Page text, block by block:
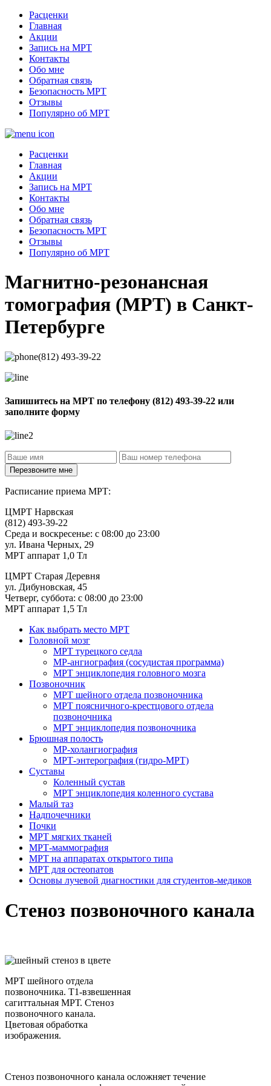
Расценки
Главная
Акции
Запись на МРТ
Контакты
Обо мне
Обратная связь
Безопасность МРТ
Отзывы
Популярно об МРТ
Расценки
Главная
Акции
Запись на МРТ
Контакты
Обо мне
Обратная связь
Безопасность МРТ
Отзывы
Популярно об МРТ
Магнитно-резонансная
томография (МРТ) в Санкт-
Петербурге
(812) 493-39-22
Запишитесь на МРТ по телефону (812) 493-39-22 или
заполните форму
Расписание приема МРТ:
ЦМРТ Нарвская
(812) 493-39-22
Среда и воскресенье: с 08:00 до 23:00
ул. Ивана Черных, 29
МРТ аппарат 1,0 Тл
ЦМРТ Старая Деревня
ул. Дибуновская, 45
Четверг, суббота: с 08:00 до 23:00
МРТ аппарат 1,5 Тл
Как выбрать место МРТ
Головной мозг
МРТ турецкого седла
МР-ангиография (сосудистая программа)
МРТ энциклопедия головного мозга
Позвоночник
МРТ шейного отдела позвоночника
МРТ поясничного-крестцового отдела
позвоночника
МРТ энциклопедия позвоночника
Брюшная полость
МР-холангиография
МРТ-энтерография (гидро-МРТ)
Суставы
Коленный сустав
МРТ энциклопедия коленного сустава
Малый таз
Надпочечники
Почки
МРТ мягких тканей
МРТ-маммография
МРТ на аппаратах открытого типа
МРТ для остеопатов
Основы лучевой диагностики для студентов-медиков
Стеноз позвоночного канала
МРТ шейного отдела
позвоночника. Т1-взвешенная
сагиттальная МРТ. Стеноз
позвоночного канала.
Цветовая обработка
изображения.
Стеноз позвоночного канала осложняет течение